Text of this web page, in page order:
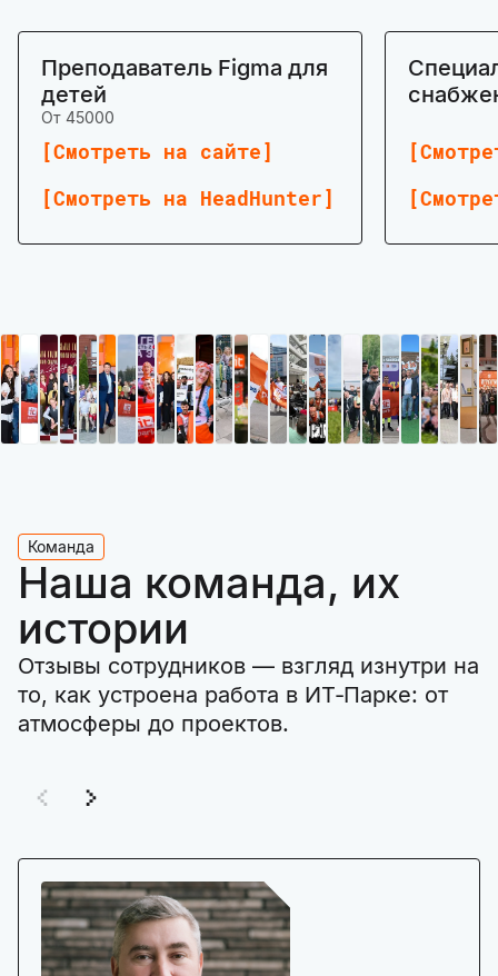
Смотреть на сайте
Преподаватель Figma для
детей
От 45000
Смотреть на HeadHunter
Команда
Наша команда, их
истории
Отзывы сотрудников — взгляд изнутри на
то, как устроена работа в ИТ‑Парке: от
атмосферы до проектов.